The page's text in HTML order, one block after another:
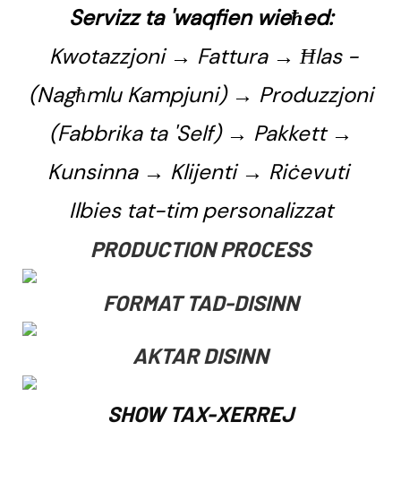
Servizz ta 'waqfien wieħed:
Kwotazzjoni → Fattura → Ħlas -
(Nagħmlu Kampjuni) → Produzzjoni
(Fabbrika ta 'Self) → Pakkett →
Kunsinna → Klijenti → Riċevuti
Ilbies tat-tim personalizzat
PRODUCTION PROCESS
FORMAT TAD-DISINN
AKTAR DISINN
SHOW TAX-XERREJ